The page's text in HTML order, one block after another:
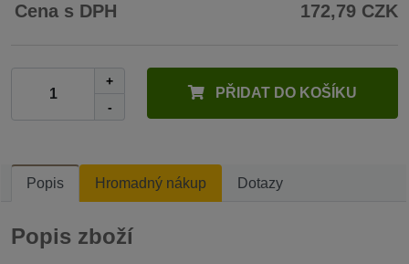
Cena s DPH 172,79 CZK
+
-
PŘIDAT DO KOŠÍKU
Popis Hromadný nákup Dotazy
Popis zboží